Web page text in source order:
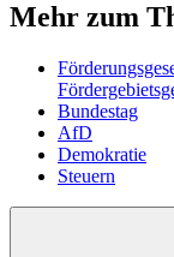
Mehr zum
Bundestag
AfD
Demokratie
Steuern